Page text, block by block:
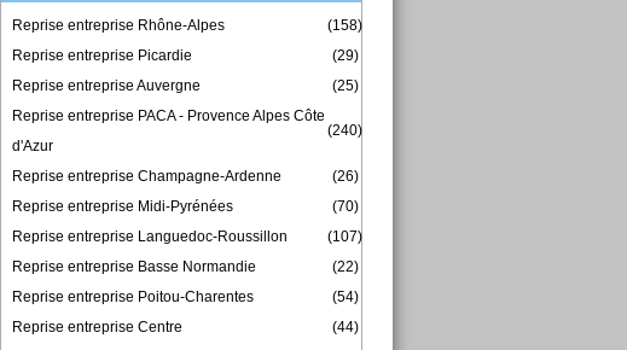
Reprise entreprise Rhône-Alpes
(158)
Reprise entreprise Picardie
(29)
Reprise entreprise Auvergne
(25)
Reprise entreprise PACA - Provence Alpes Côte
d'Azur
(240)
Reprise entreprise Champagne-Ardenne
(26)
Reprise entreprise Midi-Pyrénées
(70)
Reprise entreprise Languedoc-Roussillon
(107)
Reprise entreprise Basse Normandie
(22)
Reprise entreprise Poitou-Charentes
(54)
Reprise entreprise Centre
(44)